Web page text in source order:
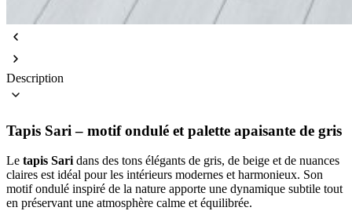
Description
Tapis Sari – motif ondulé et palette apaisante de gris
Le tapis Saridans des tons élégants de gris, de beige et de nuances
claires est idéal pour les intérieurs modernes et harmonieux. Son
motif ondulé inspiré de la nature apporte une dynamique subtile tout
en préservant une atmosphère calme et équilibrée.